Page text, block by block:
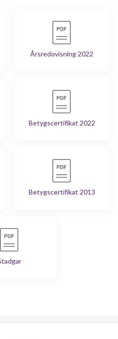
Årsredovisning 2022
Betygscertifikat 2022
Betygscertifikat 2013